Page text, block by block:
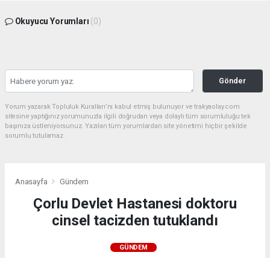
Okuyucu Yorumları (0)
Gönder
Yorum yazarak Topluluk Kuralları’nı kabul etmiş bulunuyor ve trakyaolay.com
sitesine yaptığınız yorumunuzla ilgili doğrudan veya dolaylı tüm sorumluluğu tek
başınıza üstleniyorsunuz. Yazılan tüm yorumlardan site yönetimi hiçbir şekilde
sorumlu tutulamaz.
Anasayfa Gündem
Çorlu Devlet Hastanesi doktoru
cinsel tacizden tutuklandı
GÜNDEM